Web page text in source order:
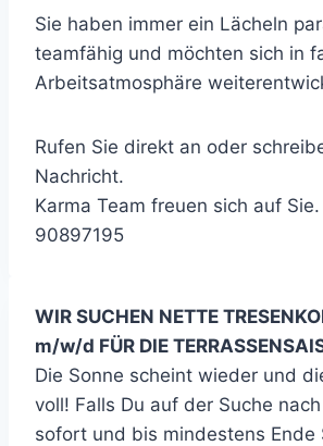
Sie haben immer ein Lächeln
teamfähig und möchten sich in
Arbeitsatmosphäre
Rufen Sie direkt an oder
Nachricht.
Karma Team freuen sich auf
90897195
WIR SUCHEN NETTE
m/w/d FÜR DIE
Die Sonne scheint wieder und
voll! Falls Du auf der Suche
sofort und bis mindestens Ende